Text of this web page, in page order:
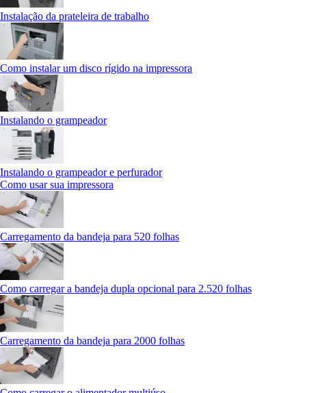
Instalação da prateleira de trabalho
Como instalar um disco rígido na impressora
Instalando o grampeador
Instalando o grampeador e perfurador
Como usar sua impressora
Carregamento da bandeja para 520 folhas
Como carregar a bandeja dupla opcional para 2.520 folhas
Carregamento da bandeja para 2000 folhas